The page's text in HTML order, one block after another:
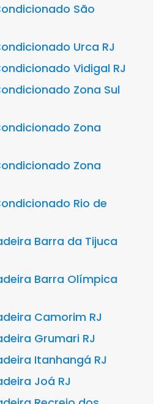
São
Urca RJ
Vidigal RJ
Zona Sul
Zona
Zona
Rio de
Barra da Tijuca
Barra Olímpica
Camorim RJ
Grumari RJ
Itanhangá RJ
Joá RJ